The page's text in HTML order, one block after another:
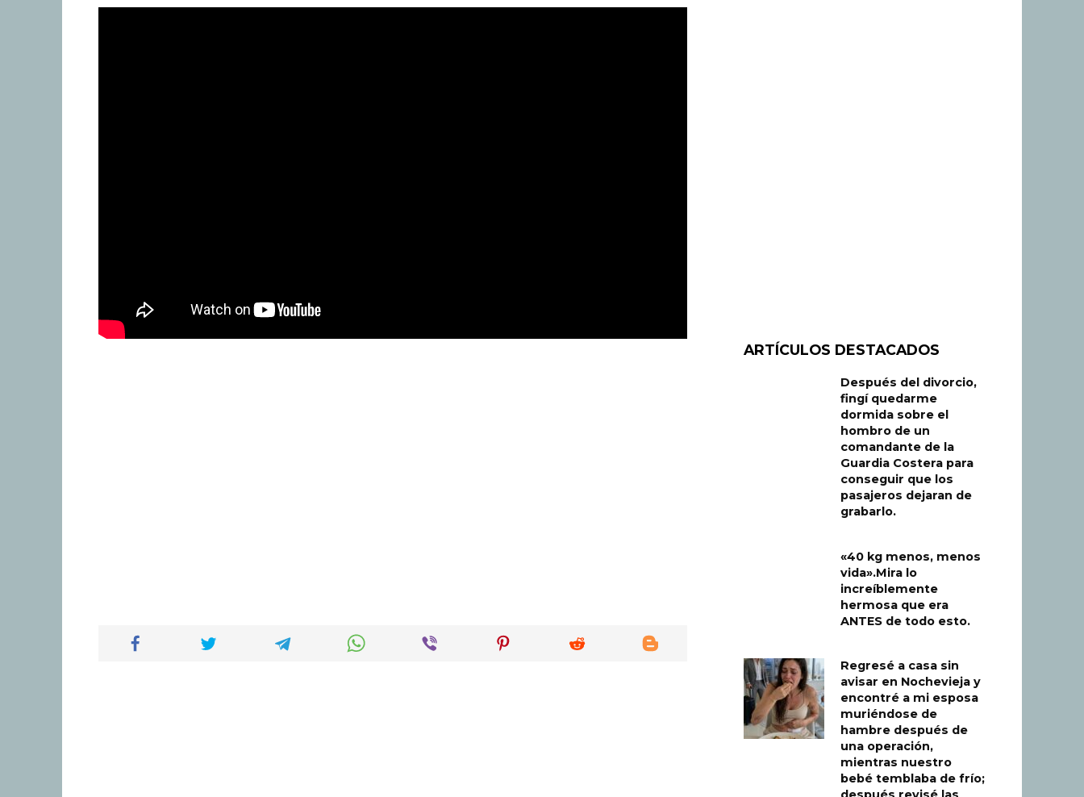
ARTÍCULOS DESTACADOS
Después del divorcio,
fingí quedarme
dormida sobre el
hombro de un
comandante de la
Guardia Costera para
conseguir que los
pasajeros dejaran de
grabarlo.
«40 kg menos, menos
vida».Mira lo
increíblemente
hermosa que era
ANTES de todo esto.
Regresé a casa sin
avisar en Nochevieja y
encontré a mi esposa
muriéndose de
hambre después de
una operación,
mientras nuestro
bebé temblaba de frío;